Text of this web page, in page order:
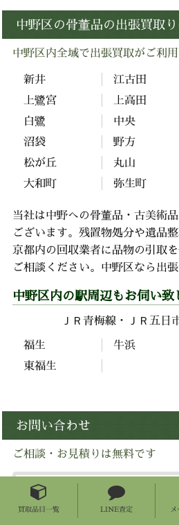
買取品目一覧 LINE査定 メ
中野区の骨董品の出張買取
中野区内全域で出張買取がご利
新井
江古田
上鷺宮
上高田
白鷺
中央
沼袋
野方
松が丘
丸山
大和町
弥生町
当社は中野への骨董品・古美術
ございます。残置物処分や遺品
京都内の回収業者に品物の引取
ご相談ください。中野区なら出張
中野区内の駅周辺もお伺い致
ＪＲ青梅線 ＪＲ五日
福生
牛浜
東福生
お問い合わせ
ご相談・お見積りは無料です